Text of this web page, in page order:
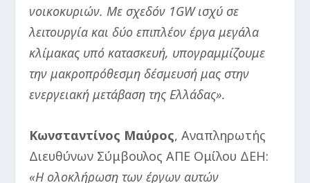
νοικοκυριών. Με σχεδόν 1GW ισχύ σε
λειτουργία και δύο επιπλέον έργα μεγάλα
κλίμακας υπό κατασκευή, υπογραμμίζουμε
την μακροπρόθεσμη δέσμευσή μας στην
ενεργειακή μετάβαση της Ελλάδας».
Κωνσταντίνος Μαύρος, Αναπληρωτής
Διευθύνων Σύμβουλος ΑΠΕ Ομίλου ΔΕΗ:
«Η ολοκλήρωση των έργων αυτών